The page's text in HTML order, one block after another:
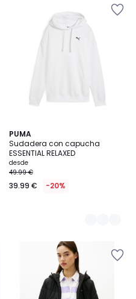
PUMA
Sudadera con capucha
ESSENTIAL RELAXED
desde
49.99 €
39.99 € -20%
2
Colores